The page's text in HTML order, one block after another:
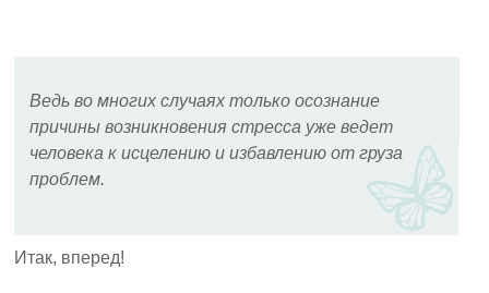
Ведь во многих случаях только осознание
причины возникновения стресса уже ведет
человека к исцелению и избавлению от груза
проблем.
Итак, вперед!